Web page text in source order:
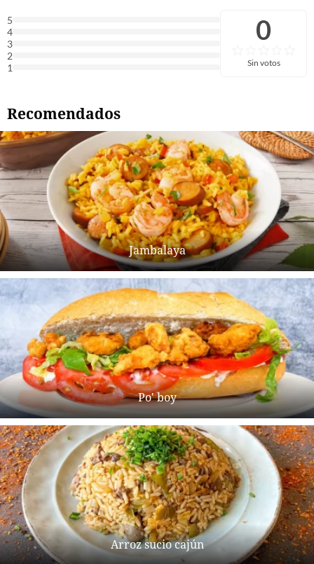
5
4
3
2
1
0
Sin votos
Recomendados
Jambalaya
Po' boy
Arroz sucio cajún